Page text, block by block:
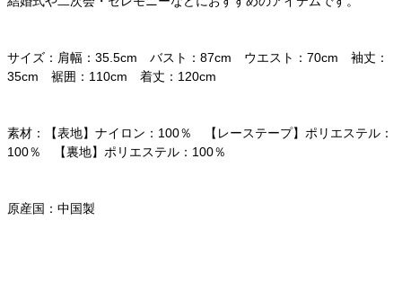
サイズ：肩幅：35.5cm バスト：87cm ウエスト：70cm 袖丈：
35cm 裾囲：110cm 着丈：120cm
素材：【表地】ナイロン：100％ 【レーステープ】ポリエステル：
100％ 【裏地】ポリエステル：100％
原産国：中国製